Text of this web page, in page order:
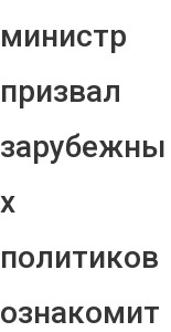
министр
призвал
зарубежны
х
политиков
ознакомит